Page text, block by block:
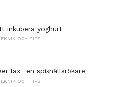
inkubera yoghurt
OCH TIPS
lax i en spishällsrökare
OCH TIPS